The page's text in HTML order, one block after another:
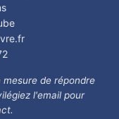
de répondre
l'email pour